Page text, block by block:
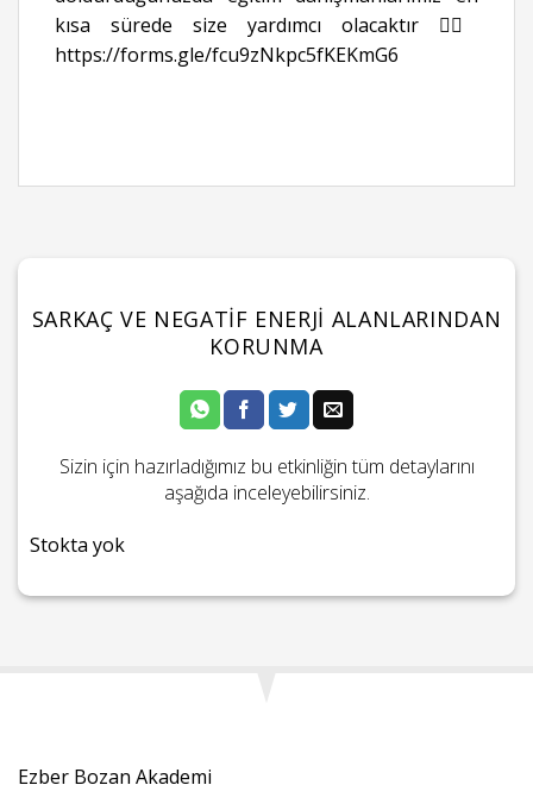
kısa sürede size yardımcı olacaktır 👉🏻
https://forms.gle/fcu9zNkpc5fKEKmG6
SARKAÇ VE NEGATIF ENERJI ALANLARINDAN
KORUNMA
Sizin için hazırladığımız bu etkinliğin tüm detaylarını
aşağıda inceleyebilirsiniz.
Stokta yok
Ezber Bozan Akademi